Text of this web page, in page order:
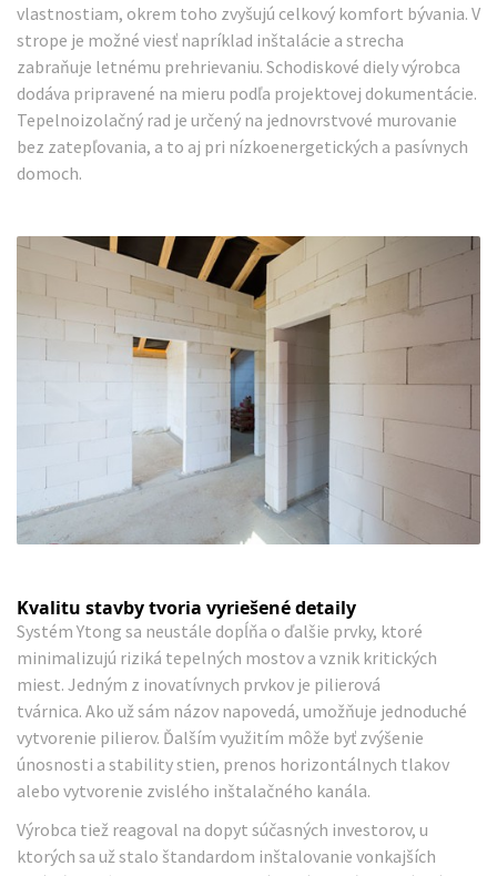
vlastnostiam, okrem toho zvyšujú celkový komfort bývania. V
strope je možné viesť napríklad inštalácie a strecha
zabraňuje letnému prehrievaniu. Schodiskové diely výrobca
dodáva pripravené na mieru podľa projektovej dokumentácie.
Tepelnoizolačný rad je určený na jednovrstvové murovanie
bez zatepľovania, a to aj pri nízkoenergetických a pasívnych
domoch.
Kvalitu stavby tvoria vyriešené detaily
Systém Ytong sa neustále dopĺňa o ďalšie prvky, ktoré
minimalizujú riziká tepelných mostov a vznik kritických
miest. Jedným z inovatívnych prvkov je pilierová
tvárnica. Ako už sám názov napovedá, umožňuje jednoduché
vytvorenie pilierov. Ďalším využitím môže byť zvýšenie
únosnosti a stability stien, prenos horizontálnych tlakov
alebo vytvorenie zvislého inštalačného kanála.
Výrobca tiež reagoval na dopyt súčasných investorov, u
ktorých sa už stalo štandardom inštalovanie vonkajších